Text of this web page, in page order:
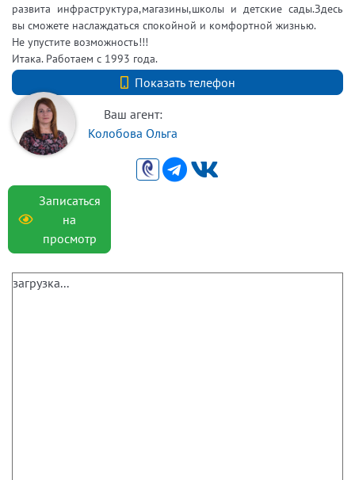
развита инфраструктура,магазины,школы и детские сады.Здесь
вы сможете наслаждаться спокойной и комфортной жизнью.
Не упустите возможность!!!
Итака. Работаем с 1993 года.
Показать телефон
+79213439614
Ваш агент:
Колобова Ольга
Записаться
на
просмотр
загрузка...